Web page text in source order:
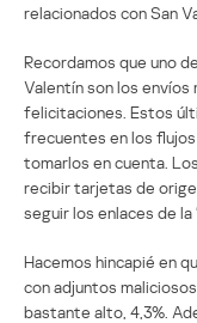
relacionados con San
Recordamos que uno
Valentín son los
felicitaciones. Estos
frecuentes en los
tomarlos en cuenta.
recibir tarjetas de
seguir los enlaces de la
Hacemos hincapié en
con adjuntos
bastante alto, 4,3%.